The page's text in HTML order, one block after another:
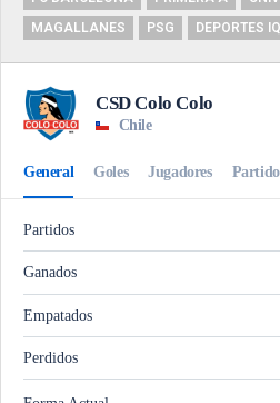
MAGALLANES
PSG DEPORTES